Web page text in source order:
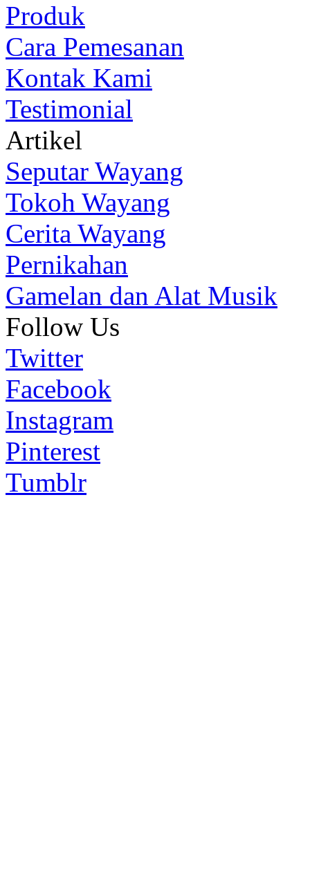
Produk
Cara Pemesanan
Kontak Kami
Testimonial
Artikel
Seputar Wayang
Tokoh Wayang
Cerita Wayang
Pernikahan
Gamelan dan Alat Musik
Follow Us
Twitter
Facebook
Instagram
Pinterest
Tumblr